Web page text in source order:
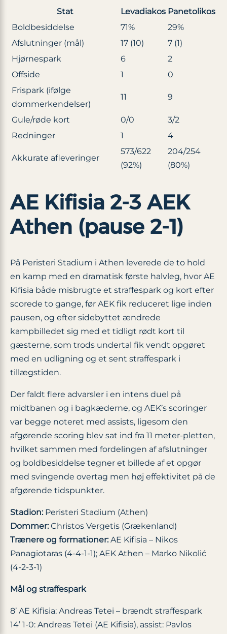
Stat Levadiakos Panetolikos
Boldbesiddelse
71%
29%
Afslutninger (mål)
17 (10)
7 (1)
Hjørnespark
6
2
Offside
1
0
Frispark (ifølge
dommerkendelser)
11 9
Gule/røde kort 0/0
3/2
Redninger
1 4
Akkurate afleveringer
573/622
(92%)
204/254
(80%)
AE Kifisia 2-3 AEK
Athen (pause 2-1)
På Peristeri Stadium i Athen leverede de to hold
en kamp med en dramatisk første halvleg, hvor AE
Kifisia både misbrugte et straffespark og kort efter
scorede to gange, før AEK fik reduceret lige inden
pausen, og efter sidebyttet ændrede
kampbilledet sig med et tidligt rødt kort til
gæsterne, som trods undertal fik vendt opgøret
med en udligning og et sent straffespark i
tillægstiden.
Der faldt flere advarsler i en intens duel på
midtbanen og i bagkæderne, og AEK’s scoringer
var begge noteret med assists, ligesom den
afgørende scoring blev sat ind fra 11 meter-pletten,
hvilket sammen med fordelingen af afslutninger
og boldbesiddelse tegner et billede af et opgør
med svingende overtag men høj effektivitet på de
afgørende tidspunkter.
Stadion:Peristeri Stadium (Athen)
Dommer:Christos Vergetis (Grækenland)
Trænere og formationer:AE Kifisia – Nikos
Panagiotaras (4-4-1-1); AEK Athen – Marko Nikolić
(4-2-3-1)
Mål og straffespark
8’ AE Kifisia: Andreas Tetei – brændt straffespark
14’ 1-0: Andreas Tetei (AE Kifisia), assist: Pavlos